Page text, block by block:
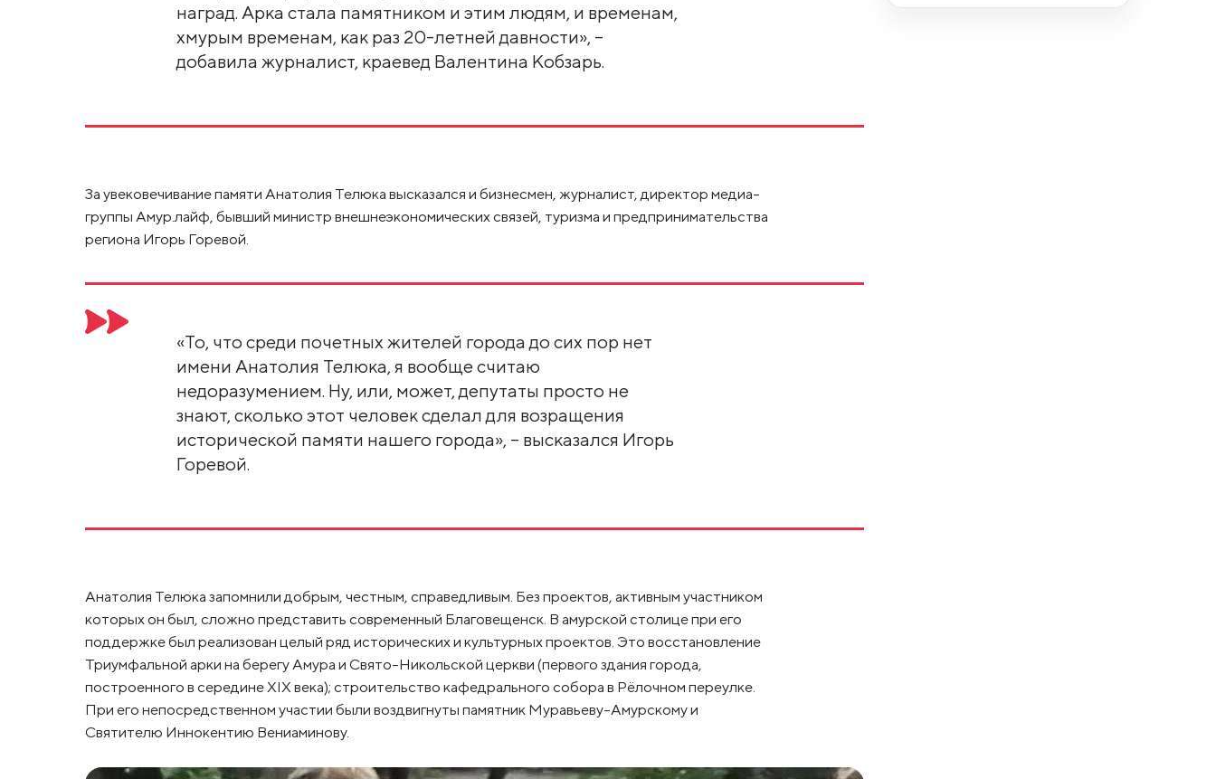
наград. Арка стала памятником и этим людям, и временам,
хмурым временам, как раз 20-летней давности», –
добавила журналист, краевед Валентина Кобзарь.
За увековечивание памяти Анатолия Телюка высказался и бизнесмен, журналист, директор медиа-
группы Амур.лайф, бывший министр внешнеэкономических связей, туризма и предпринимательства
региона Игорь Горевой.
«То, что среди почетных жителей города до сих пор нет
имени Анатолия Телюка, я вообще считаю
недоразумением. Ну, или, может, депутаты просто не
знают, сколько этот человек сделал для возращения
исторической памяти нашего города», – высказался Игорь
Горевой.
Анатолия Телюка запомнили добрым, честным, справедливым. Без проектов, активным участником
которых он был, сложно представить современный Благовещенск. В амурской столице при его
поддержке был реализован целый ряд исторических и культурных проектов. Это восстановление
Триумфальной арки на берегу Амура и Свято-Никольской церкви (первого здания города,
построенного в середине XIX века); строительство кафедрального собора в Рёлочном переулке.
При его непосредственном участии были воздвигнуты памятник Муравьеву-Амурскому и
Святителю Иннокентию Вениаминову.